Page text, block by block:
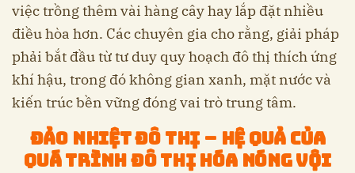
việc trồng thêm vài hàng cây hay lắp đặt nhiều
điều hòa hơn. Các chuyên gia cho rằng, giải pháp
phải bắt đầu từ tư duy quy hoạch đô thị thích ứng
khí hậu, trong đó không gian xanh, mặt nước và
kiến trúc bền vững đóng vai trò trung tâm.
Đảo nhiệt đô thị – hệ quả của
quá trình đô thị hóa nóng vội